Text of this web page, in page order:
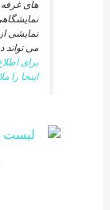
های
نمایشی
می تواند
برای
اینجا را